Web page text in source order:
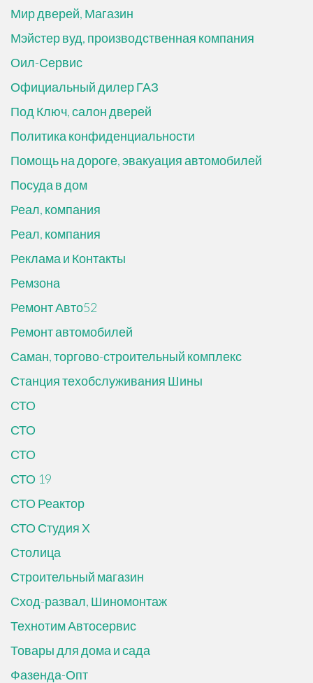
Мир дверей, Магазин
Мэйстер вуд, производственная компания
Оил-Сервис
Официальный дилер ГАЗ
Под Ключ, салон дверей
Политика конфиденциальности
Помощь на дороге, эвакуация автомобилей
Посуда в дом
Реал, компания
Реал, компания
Реклама и Контакты
Ремзона
Ремонт Авто52
Ремонт автомобилей
Саман, торгово-строительный комплекс
Станция техобслуживания Шины
СТО
СТО
СТО
СТО 19
СТО Реактор
СТО Студия Х
Столица
Строительный магазин
Сход-развал, Шиномонтаж
Технотим Автосервис
Товары для дома и сада
Фазенда-Опт